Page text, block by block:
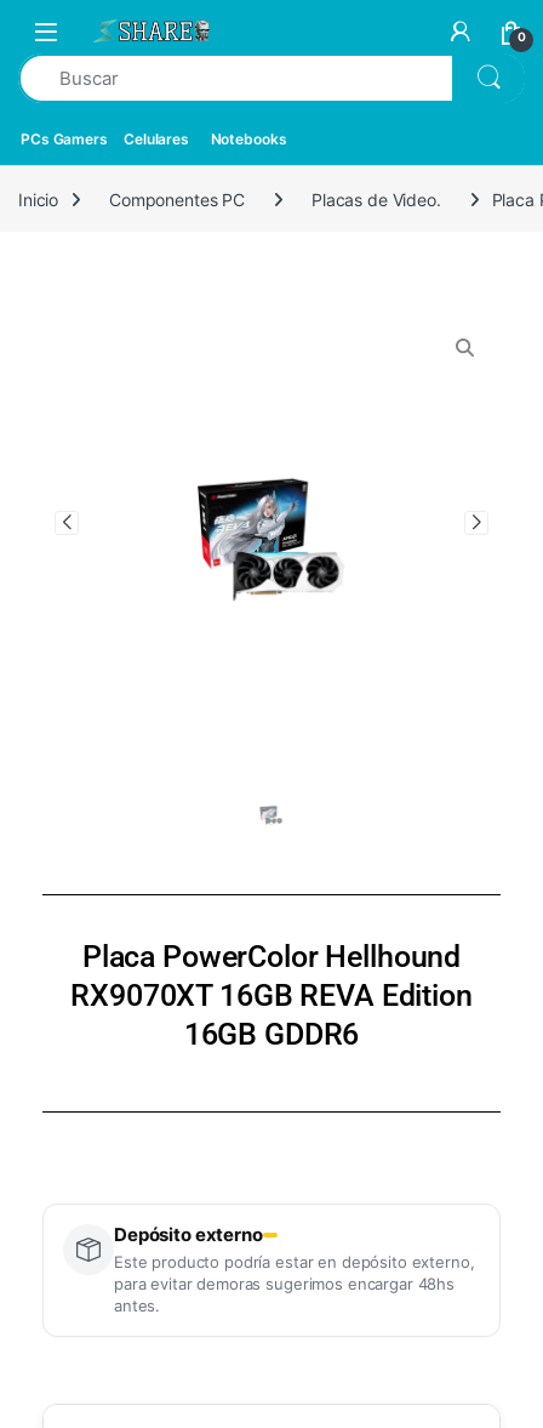
0
PCs Gamers Celulares Notebooks
Inicio Componentes PC Placas de Video. Placa
Placa PowerColor Hellhound
RX9070XT 16GB REVA Edition
16GB GDDR6
Depósito externo
Este producto podría estar en depósito externo,
para evitar demoras sugerimos encargar 48hs
antes.